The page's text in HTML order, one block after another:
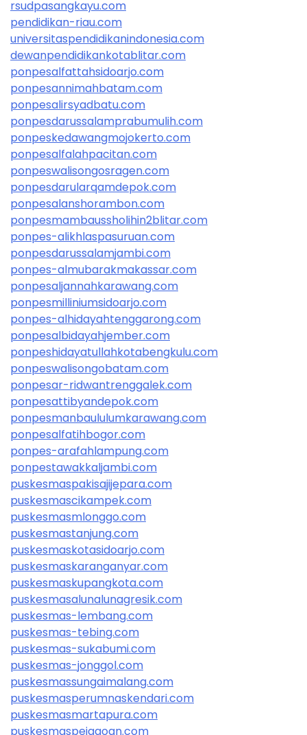
rsudpasangkayu.com
pendidikan-riau.com
universitaspendidikanindonesia.com
dewanpendidikankotablitar.com
ponpesalfattahsidoarjo.com
ponpesannimahbatam.com
ponpesalirsyadbatu.com
ponpesdarussalamprabumulih.com
ponpeskedawangmojokerto.com
ponpesalfalahpacitan.com
ponpeswalisongosragen.com
ponpesdarularqamdepok.com
ponpesalanshorambon.com
ponpesmambaussholihin2blitar.com
ponpes-alikhlaspasuruan.com
ponpesdarussalamjambi.com
ponpes-almubarakmakassar.com
ponpesaljannahkarawang.com
ponpesmilliniumsidoarjo.com
ponpes-alhidayahtenggarong.com
ponpesalbidayahjember.com
ponpeshidayatullahkotabengkulu.com
ponpeswalisongobatam.com
ponpesar-ridwantrenggalek.com
ponpesattibyandepok.com
ponpesmanbaululumkarawang.com
ponpesalfatihbogor.com
ponpes-arafahlampung.com
ponpestawakkaljambi.com
puskesmaspakisajijepara.com
puskesmascikampek.com
puskesmasmlonggo.com
puskesmastanjung.com
puskesmaskotasidoarjo.com
puskesmaskaranganyar.com
puskesmaskupangkota.com
puskesmasalunalunagresik.com
puskesmas-lembang.com
puskesmas-tebing.com
puskesmas-sukabumi.com
puskesmas-jonggol.com
puskesmassungaimalang.com
puskesmasperumnaskendari.com
puskesmasmartapura.com
puskesmaspejagoan.com